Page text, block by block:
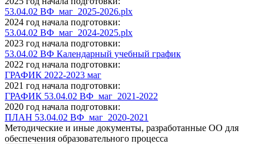
53.04.02 ВФ_маг_2025-2026.plx
2024 год начала подготовки:
53.04.02 ВФ_маг_2024-2025.plx
2023 год начала подготовки:
53.04.02 ВФ Календарный учебный график
2022 год начала подготовки:
ГРАФИК 2022-2023 маг
2021 год начала подготовки:
ГРАФИК 53.04.02 ВФ_маг_2021-2022
2020 год начала подготовки:
ПЛАН 53.04.02 ВФ_маг_2020-2021
Методические и иные документы, разработанные ОО для
обеспечения образовательного процесса